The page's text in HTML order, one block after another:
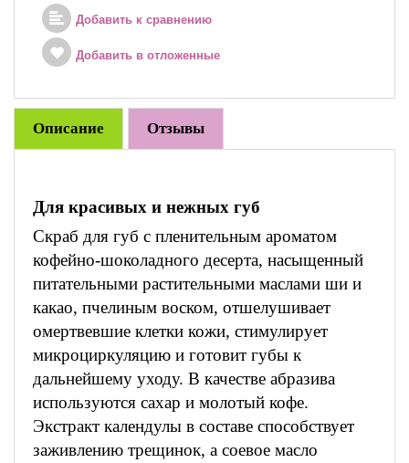
Добавить к сравнению
Добавить в отложенные
Описание Отзывы
Для красивых и нежных губ
Скраб для губ с пленительным ароматом
кофейно-шоколадного десерта, насыщенный
питательными растительными маслами ши и
какао, пчелиным воском, отшелушивает
омертвевшие клетки кожи, стимулирует
микроциркуляцию и готовит губы к
дальнейшему уходу. В качестве абразива
используются сахар и молотый кофе.
Экстракт календулы в составе способствует
заживлению трещинок, а соевое масло